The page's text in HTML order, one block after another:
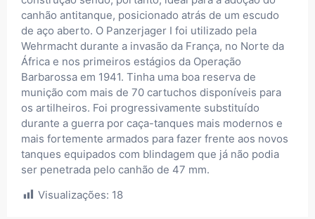
canhão antitanque, posicionado atrás de um escudo
de aço aberto. O Panzerjager I foi utilizado pela
Wehrmacht durante a invasão da França, no Norte da
África e nos primeiros estágios da Operação
Barbarossa em 1941. Tinha uma boa reserva de
munição com mais de 70 cartuchos disponíveis para
os artilheiros. Foi progressivamente substituído
durante a guerra por caça-tanques mais modernos e
mais fortemente armados para fazer frente aos novos
tanques equipados com blindagem que já não podia
ser penetrada pelo canhão de 47 mm.
Visualizações: 18